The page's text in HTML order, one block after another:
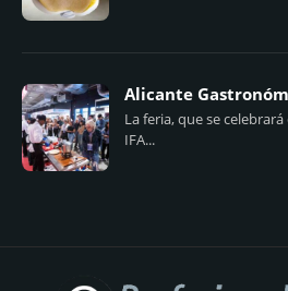
Alicante
La feria, que se
IFA...